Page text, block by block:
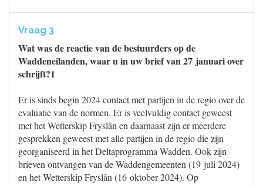
Vraag 3
Wat was de reactie van de bestuurders op de
Waddeneilanden, waar u in uw brief van 27 januari over
schrijft?1
Er is sinds begin 2024 contact met partijen in de regio over de
evaluatie van de normen. Er is veelvuldig contact geweest
met het Wetterskip Fryslân en daarnaast zijn er meerdere
gesprekken geweest met alle partijen in de regio die zijn
georganiseerd in het Deltaprogramma Wadden. Ook zijn
brieven ontvangen van de Waddengemeenten (19 juli 2024)
en het Wetterskip Fryslân (16 oktober 2024). Op